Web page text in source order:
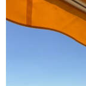
aucun
chaudière
annuelles :
de
Le cadre
les accès